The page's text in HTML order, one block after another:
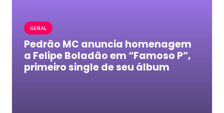
GERAL
Pedrão MC anuncia homenagem
a Felipe Boladão em “Famoso P”,
primeiro single de seu álbum